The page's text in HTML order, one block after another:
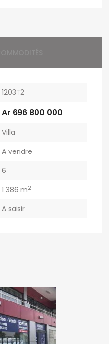
1203T2
Ar 696 800 000
Villa
A vendre
6
1 386 m2
A saisir